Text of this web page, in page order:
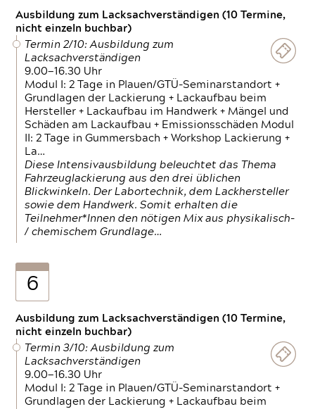
Ausbildung zum Lacksachverständigen (10 Termine,
nicht einzeln buchbar)
Termin 2/10: Ausbildung zum
Lacksachverständigen
9.00—16.30 Uhr
Modul I: 2 Tage in Plauen/GTÜ-Seminarstandort +
Grundlagen der Lackierung + Lackaufbau beim
Hersteller + Lackaufbau im Handwerk + Mängel und
Schäden am Lackaufbau + Emissionsschäden Modul
II: 2 Tage in Gummersbach + Workshop Lackierung +
La…
Diese Intensivausbildung beleuchtet das Thema
Fahrzeuglackierung aus den drei üblichen
Blickwinkeln. Der Labortechnik, dem Lackhersteller
sowie dem Handwerk. Somit erhalten die
Teilnehmer*Innen den nötigen Mix aus physikalisch-
/ chemischem Grundlage…
6
Ausbildung zum Lacksachverständigen (10 Termine,
nicht einzeln buchbar)
Termin 3/10: Ausbildung zum
Lacksachverständigen
9.00—16.30 Uhr
Modul I: 2 Tage in Plauen/GTÜ-Seminarstandort +
Grundlagen der Lackierung + Lackaufbau beim